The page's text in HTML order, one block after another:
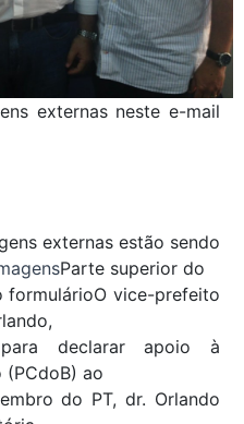
externas neste e-mail
externas estão sendo
Parte superior do
vice-prefeito
declarar apoio à
ao
do PT, dr. Orlando